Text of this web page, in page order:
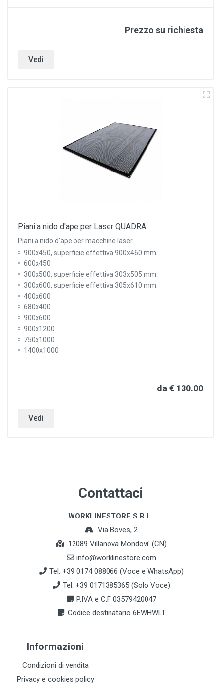
Prezzo su richiesta
Vedi
Piani a nido d'ape per Laser QUADRA
Piani a nido d'ape per macchine laser
900x450, superficie effettiva 900x460 mm.
600x450
300x500, superficie effettiva 303x505 mm.
300x600, superficie effettiva 305x610 mm.
400x600
680x400
900x600
900x1200
750x1000
1400x1000
da € 130.00
Vedi
Contattaci
WORKLINESTORE S.R.L.
Via Boves, 2
12089 Villanova Mondovi' (CN)
info@worklinestore.com
Tel. +39 0174 088066 (Voce e WhatsApp)
Tel. +39 0171385365 (Solo Voce)
P.IVA e C.F 03579420047
Codice destinatario 6EWHWLT
Informazioni
Condizioni di vendita
Privacy e cookies policy